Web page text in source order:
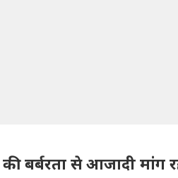
बर्बरता से आजादी मांग